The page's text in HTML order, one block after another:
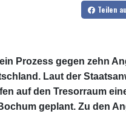
Teilen
Prozess gegen zehn
Laut der
auf den Tresorraum
geplant. Zu den